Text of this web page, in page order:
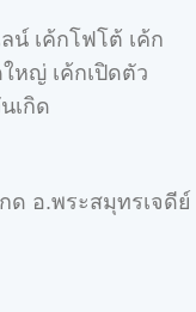
น์ เค้กโฟโต้ เค้ก
หญ่ เค้กเปิดตัว
เกิด
ด อ.พระสมุทรเจดีย์